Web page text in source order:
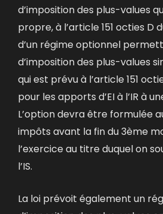
d’imposition des plus-values
propre, à l’article 151 octies D
d’un régime optionnel
d’imposition des plus-values
qui est prévu à l’article 151
pour les apports d’EI à l’IR à
L’option devra être formulée
impôts avant la fin du 3ème
l’exercice au titre duquel on
l’IS.
La loi prévoit également un